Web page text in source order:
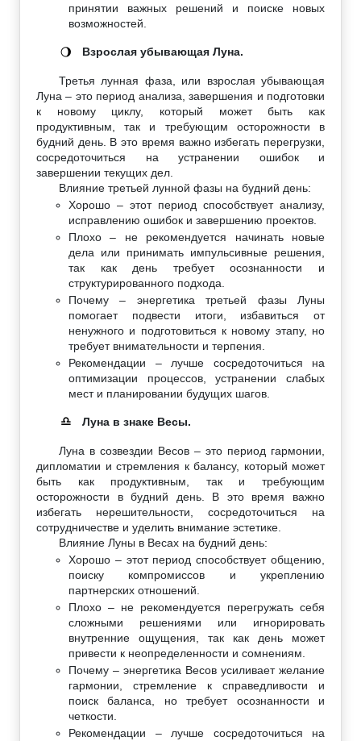
принятии важных решений и поиске новых
возможностей.
🌖 Взрослая убывающая Луна.
Третья лунная фаза, или взрослая убывающая
Луна – это период анализа, завершения и подготовки
к новому циклу, который может быть как
продуктивным, так и требующим осторожности в
будний день. В это время важно избегать перегрузки,
сосредоточиться на устранении ошибок и
завершении текущих дел.
Влияние третьей лунной фазы на будний день:
Хорошо – этот период способствует анализу,
исправлению ошибок и завершению проектов.
Плохо – не рекомендуется начинать новые
дела или принимать импульсивные решения,
так как день требует осознанности и
структурированного подхода.
Почему – энергетика третьей фазы Луны
помогает подвести итоги, избавиться от
ненужного и подготовиться к новому этапу, но
требует внимательности и терпения.
Рекомендации – лучше сосредоточиться на
оптимизации процессов, устранении слабых
мест и планировании будущих шагов.
♎ Луна в знаке Весы.
Луна в созвездии Весов – это период гармонии,
дипломатии и стремления к балансу, который может
быть как продуктивным, так и требующим
осторожности в будний день. В это время важно
избегать нерешительности, сосредоточиться на
сотрудничестве и уделить внимание эстетике.
Влияние Луны в Весах на будний день:
Хорошо – этот период способствует общению,
поиску компромиссов и укреплению
партнерских отношений.
Плохо – не рекомендуется перегружать себя
сложными решениями или игнорировать
внутренние ощущения, так как день может
привести к неопределенности и сомнениям.
Почему – энергетика Весов усиливает желание
гармонии, стремление к справедливости и
поиск баланса, но требует осознанности и
четкости.
Рекомендации – лучше сосредоточиться на